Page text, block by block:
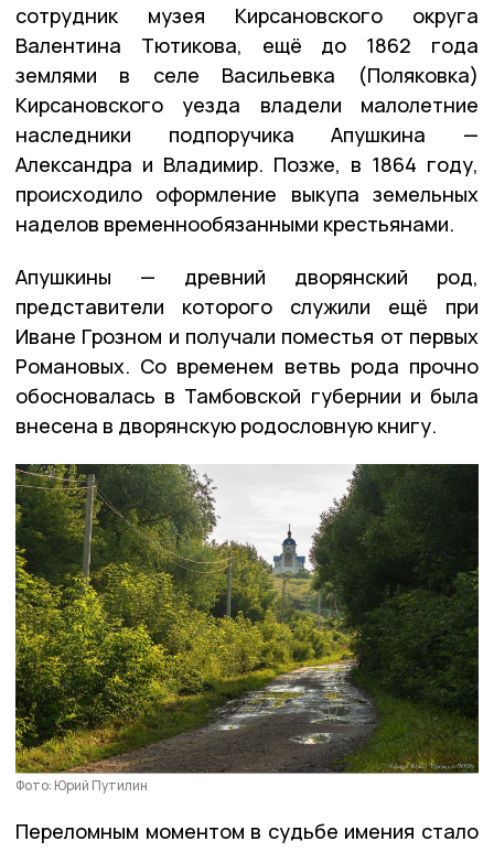
сотрудник музея Кирсановского округа
Валентина Тютикова, ещё до 1862 года
землями в селе Васильевка (Поляковка)
Кирсановского уезда владели малолетние
наследники подпоручика Апушкина —
Александра и Владимир. Позже, в 1864 году,
происходило оформление выкупа земельных
наделов временнообязанными крестьянами.
Апушкины — древний дворянский род,
представители которого служили ещё при
Иване Грозном и получали поместья от первых
Романовых. Со временем ветвь рода прочно
обосновалась в Тамбовской губернии и была
внесена в дворянскую родословную книгу.
Фото: Юрий Путилин
Переломным моментом в судьбе имения стало